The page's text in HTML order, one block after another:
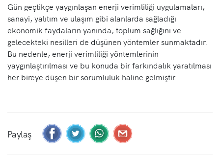
Gün geçtikçe yaygınlaşan enerji verimliliği uygulamaları,
sanayi, yalıtım ve ulaşım gibi alanlarda sağladığı
ekonomik faydaların yanında, toplum sağlığını ve
gelecekteki nesilleri de düşünen yöntemler sunmaktadır.
Bu nedenle, enerji verimliliği yöntemlerinin
yaygınlaştırılması ve bu konuda bir farkındalık yaratılması
her bireye düşen bir sorumluluk haline gelmiştir.
Paylaş